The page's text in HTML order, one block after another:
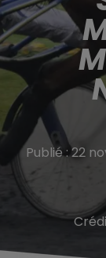
Publié : 22